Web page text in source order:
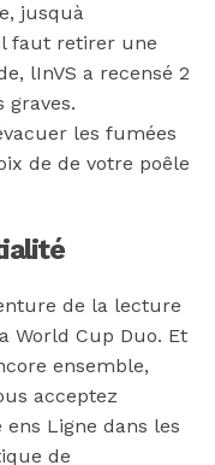
jusquà
faut retirer une
lInVS a recensé 2
graves.
les fumées
de de votre poêle
de la lecture
World Cup Duo. Et
ensemble,
acceptez
Ligne dans les
de